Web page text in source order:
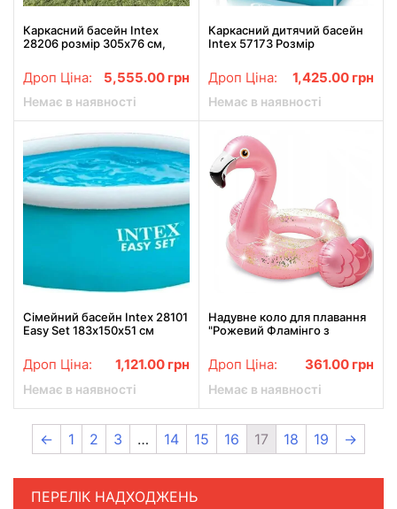
Каркасний басейн Intex
28206 розмір 305х76 см,
Дроп Ціна: 5,555.00 грн
Немає в наявності
Каркасний дитячий басейн
Intex 57173 Розмір
Дроп Ціна: 1,425.00 грн
Немає в наявності
Сімейний басейн Intex 28101
Easy Set 183х150х51 см
Дроп Ціна: 1,121.00 грн
Немає в наявності
Надувне коло для плавання
"Рожевий Фламінго з
(71*89 см., від 9 років, до 60
кг.)
Дроп Ціна: 361.00 грн
Немає в наявності
← 1 2 3 … 14 15 16 17 18 19 →
ПЕРЕЛІК НАДХОДЖЕНЬ